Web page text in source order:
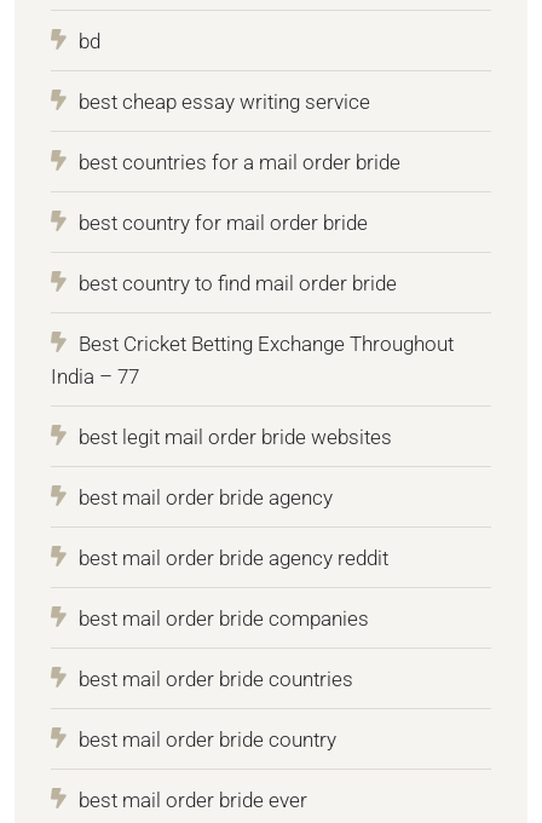
bd
best cheap essay writing service
best countries for a mail order bride
best country for mail order bride
best country to find mail order bride
Best Cricket Betting Exchange Throughout
India – 77
best legit mail order bride websites
best mail order bride agency
best mail order bride agency reddit
best mail order bride companies
best mail order bride countries
best mail order bride country
best mail order bride ever